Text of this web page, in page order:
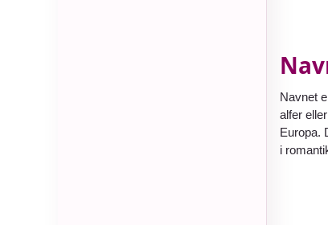
Navnet
alfer
Europa.
i